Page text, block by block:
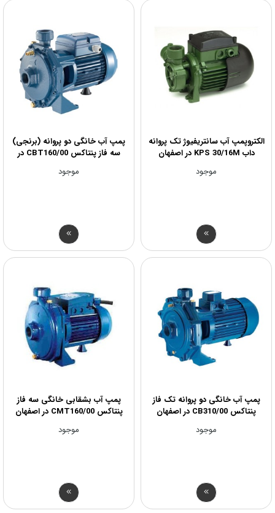
الکتروپمپ آب سانتریفیوژ تک پروانه
داب KPS 30/16M در اصفهان
موجود
پمپ آب خانگی دو پروانه (برنجی)
سه فاز پنتاکس CBT160/00 در
موجود
پمپ آب خانگی دو پروانه تک فاز
پنتاکس CB310/00 در اصفهان
موجود
پمپ آب بشقابی خانگی سه فاز
پنتاکس CMT160/00 در اصفهان
موجود